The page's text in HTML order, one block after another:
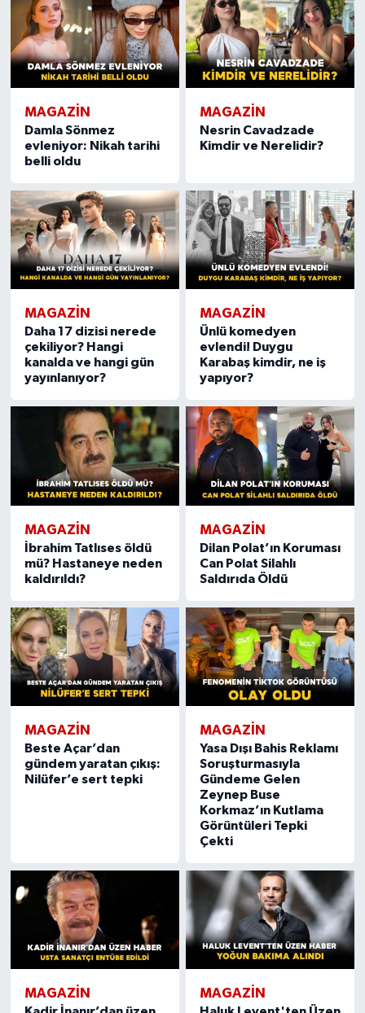
MAGAZIN
Damla Sönmez
evleniyor: Nikah tarihi
belli oldu
MAGAZIN
Nesrin Cavadzade
Kimdir ve Nerelidir?
MAGAZIN
Daha 17 dizisi nerede
çekiliyor? Hangi
kanalda ve hangi gün
yayınlanıyor?
MAGAZIN
Ünlü komedyen
evlendi! Duygu
Karabaş kimdir, ne iş
yapıyor?
MAGAZIN
İbrahim Tatlıses öldü
mü? Hastaneye neden
kaldırıldı?
MAGAZIN
Dilan Polat’ın Koruması
Can Polat Silahlı
Saldırıda Öldü
MAGAZIN
Beste Açar’dan
gündem yaratan çıkış:
Nilüfer’e sert tepki
MAGAZIN
Yasa Dışı Bahis Reklamı
Soruşturmasıyla
Gündeme Gelen
Zeynep Buse
Korkmaz’ın Kutlama
Görüntüleri Tepki
Çekti
MAGAZIN MAGAZIN